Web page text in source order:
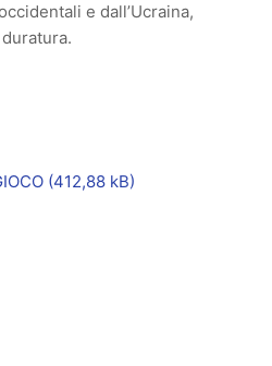
e dall’Ucraina,